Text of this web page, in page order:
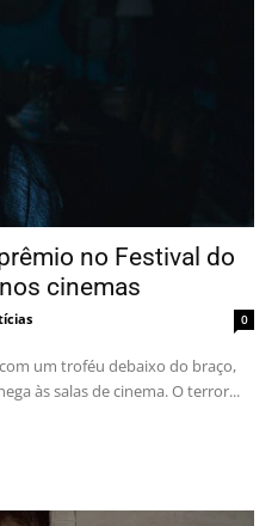
no Festival do
cinemas
0
um troféu debaixo do braço,
às salas de cinema. O terror...